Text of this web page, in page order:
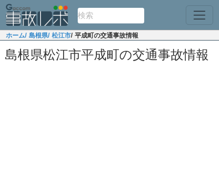
ホーム/ 島根県/ 松江市/ 平成町の交通事故情報
島根県松江市平成町の交通事故情報